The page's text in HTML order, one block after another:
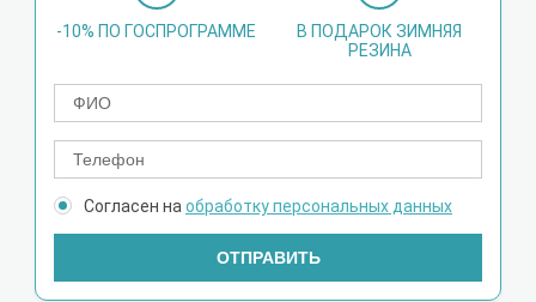
-10% ПО ГОСПРОГРАММЕ
В ПОДАРОК ЗИМНЯЯ
РЕЗИНА
Согласен на обработку персональных данных
ОТПРАВИТЬ